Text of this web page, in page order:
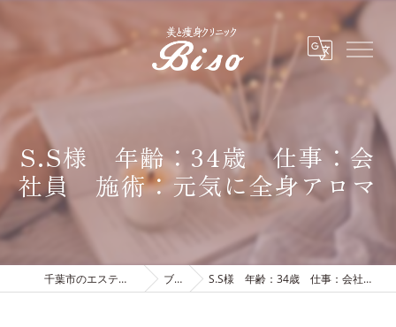
S.S様 年齢：34歳 仕事：会
社員 施術：元気に全身アロマ
千葉市のエステは有限会社ビソウ ブログ S.S様 年齢：34歳 仕事：会社員 施術：元気に全身アロマ